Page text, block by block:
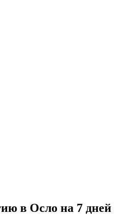
в Осло на 7 дней